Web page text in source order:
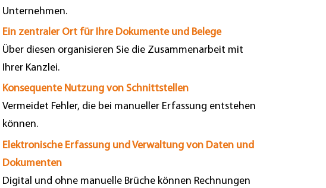
Unternehmen.
Ein zentraler Ort für Ihre Dokumente und Belege
Über diesen organisieren Sie die Zusammenarbeit mit
Ihrer Kanzlei.
Konsequente Nutzung von Schnittstellen
Vermeidet Fehler, die bei manueller Erfassung entstehen
können.
Elektronische Erfassung und Verwaltung von Daten und
Dokumenten
Digital und ohne manuelle Brüche können Rechnungen